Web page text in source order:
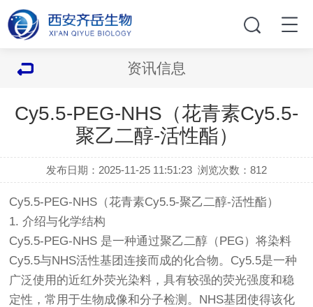
资讯信息
Cy5.5-PEG-NHS（花青素Cy5.5-
聚乙二醇-活性酯）
发布日期：2025-11-25 11:51:23 浏览次数：812
Cy5.5-PEG-NHS（花青素Cy5.5-聚乙二醇-活性酯）
1. 介绍与化学结构
Cy5.5-PEG-NHS 是一种通过聚乙二醇（PEG）将染料
Cy5.5与NHS活性基团连接而成的化合物。Cy5.5是一种
广泛使用的近红外荧光染料，具有较强的荧光强度和稳
定性，常用于生物成像和分子检测。NHS基团使得该化